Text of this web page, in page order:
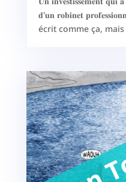
𝐝'𝐮𝐧 𝐫𝐨𝐛𝐢𝐧𝐞𝐭
écrit comme ça,